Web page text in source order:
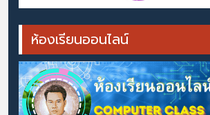
ห้องเรียนออนไลน์